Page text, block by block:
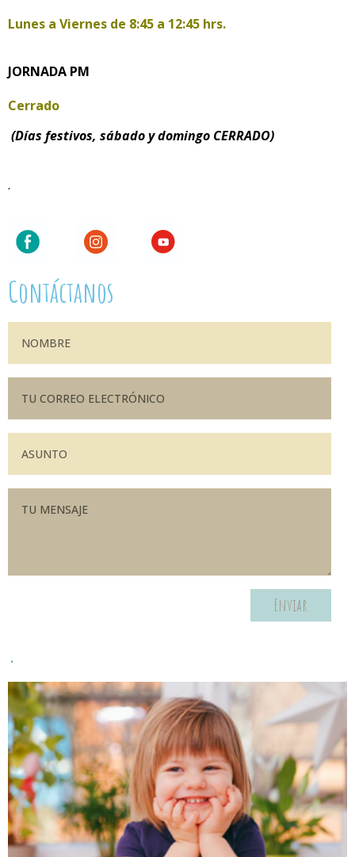
Lunes a Viernes de 8:45 a 12:45 hrs.
JORNADA PM
Cerrado
(Días festivos, sábado y domingo CERRADO)
.
Contáctanos
Enviar
.